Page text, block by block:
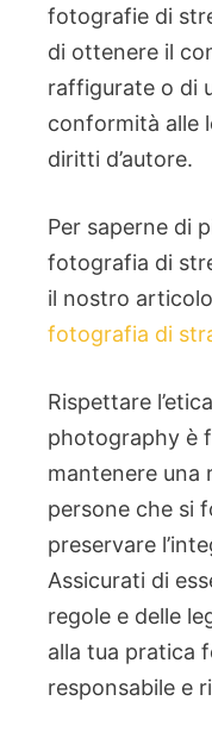
fotografie di
di ottenere il
raffigurate o di
conformità alle
diritti d’autore.
Per saperne di
fotografia di
il nostro
fotografia di
Rispettare
photography è
mantenere una
persone che si
preservare
Assicurati di
regole e delle
alla tua pratica
responsabile e